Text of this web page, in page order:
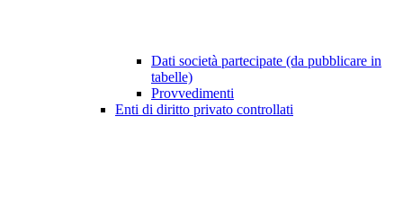
Dati società partecipate (da pubblicare in
tabelle)
Provvedimenti
Enti di diritto privato controllati